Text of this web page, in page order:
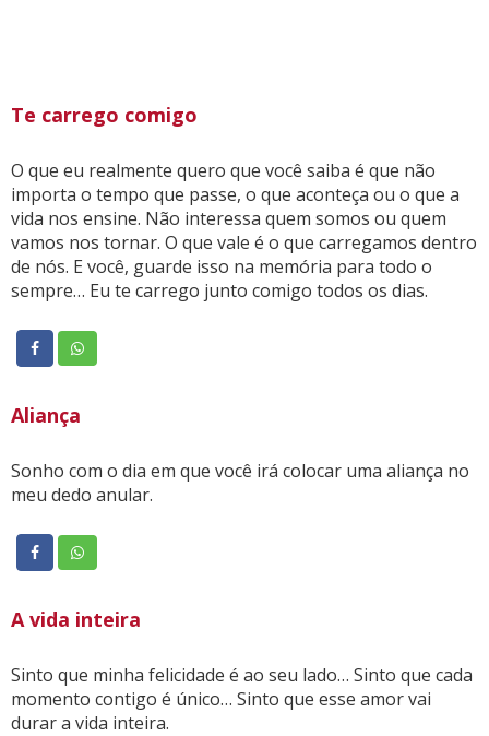
Te carrego comigo
O que eu realmente quero que você saiba é que não
importa o tempo que passe, o que aconteça ou o que a
vida nos ensine. Não interessa quem somos ou quem
vamos nos tornar. O que vale é o que carregamos dentro
de nós. E você, guarde isso na memória para todo o
sempre… Eu te carrego junto comigo todos os dias.
Aliança
Sonho com o dia em que você irá colocar uma aliança no
meu dedo anular.
A vida inteira
Sinto que minha felicidade é ao seu lado… Sinto que cada
momento contigo é único… Sinto que esse amor vai
durar a vida inteira.